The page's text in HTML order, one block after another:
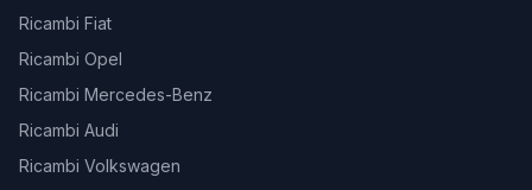
Ricambi Fiat
Ricambi Opel
Ricambi Mercedes-Benz
Ricambi Audi
Ricambi Volkswagen